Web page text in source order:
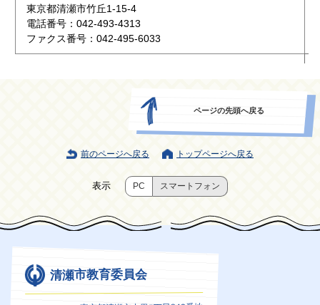
東京都清瀬市竹丘1-15-4
電話番号：042-493-4313
ファクス番号：042-495-6033
ページの先頭へ戻る
前のページへ戻る トップページへ戻る
表示 PC スマートフォン
清瀬市教育委員会